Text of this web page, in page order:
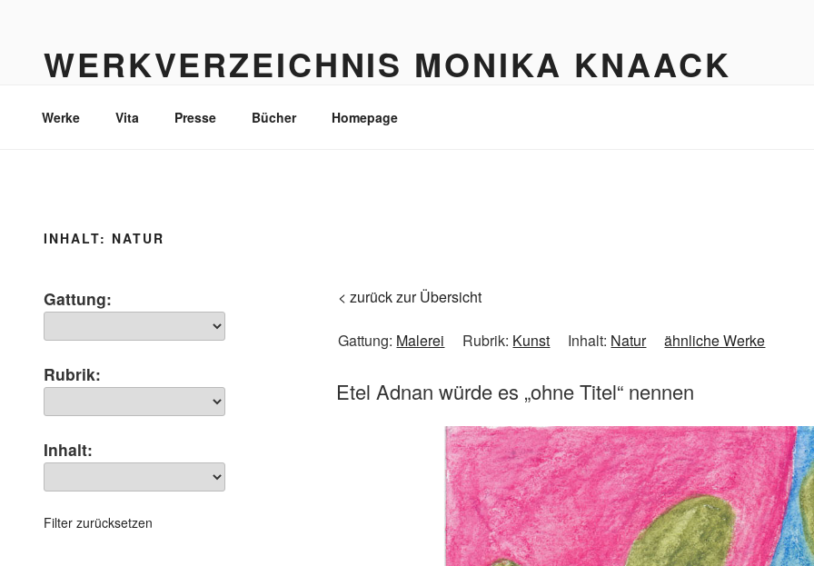
springenWERKVERZEICHNIS MONIKA KNAACK
Werke Vita Presse Bücher Homepage
INHALT: NATUR
< zurück zur Übersicht
Gattung: Malerei Rubrik: Kunst Inhalt: Natur ähnliche Werke
Etel Adnan würde es „ohne Titel“ nennen
Gattung:
Rubrik:
Inhalt:
Filter zurücksetzen